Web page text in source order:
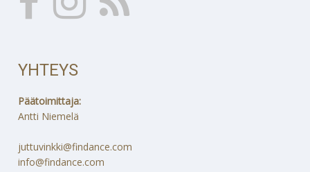
YHTEYS
Päätoimittaja:
Antti Niemelä
juttuvinkki@findance.com
info@findance.com